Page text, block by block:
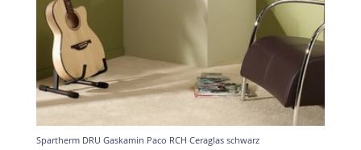
Spartherm DRU Gaskamin Paco RCH Ceraglas schwarz